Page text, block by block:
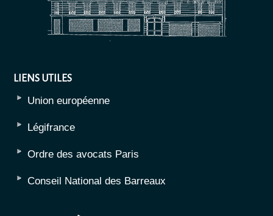
LIENS UTILES
Union européenne
Légifrance
Ordre des avocats Paris
Conseil National des Barreaux